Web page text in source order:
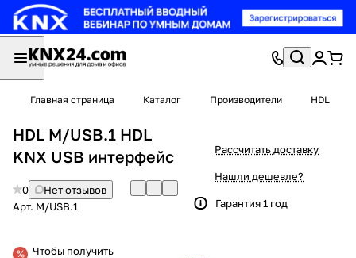
Главная страница Каталог Производители HDL
HDL M/USB.1 HDL
KNX USB интерфейс
0
Нет отзывов
Арт. M/USB.1
Чтобы получить
Рассчитать доставку
Нашли дешевле?
Гарантия 1 год